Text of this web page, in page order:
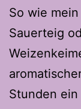
So wie
Sauerteig
Stunden